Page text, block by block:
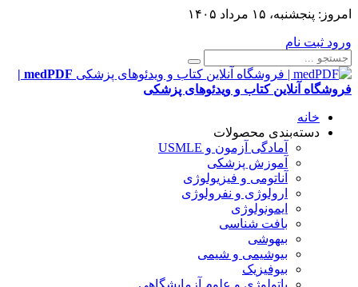
امروز: پنجشنبه، ۱۵ مرداد ۱۴۰۵
ورود ثبت نام
medPDF |
فروشگاه آنلاین کتاب و ویدئوهای پزشکی
خانه
دسته‌بندی محصولات
آمادگی آزمون و USMLE
آموزش پزشکی
آناتومی و فیزیولوژی
ارولوژی و نفرولوژی
ایمونولوژی
بافت شناسی
بیهوشی
بیوشیمی و شیمی
بیوفیزیک
پاتولوژی و علوم آزمایشگاهی